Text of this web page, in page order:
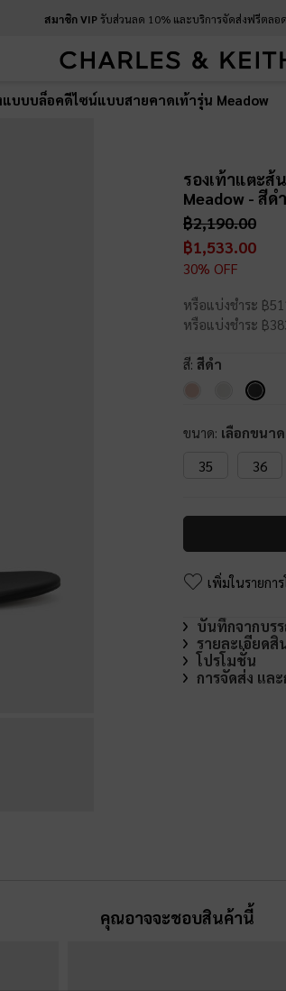
สมาชิก VIPรับส่วนลด 10% และบริการจัดส่งฟรีตลอ
แบบบล็อคดีไซน์แบบสายคาดเท้ารุ่น Meadow
รองเท้าแตะ
Meadow - สีดำ
฿2,190.00
฿1,533.00
30% OFF
หรือแบ่งชำระ ฿
หรือแบ่งชำระ ฿
สี: สีดำ
ขนาด: เลือกขนาด
35
36
เพิ่มในรายกา
บันทึกจากบร
รายละเอียด
โปรโมชั่น
การจัดส่ง แล
คุณอาจจะชอบสินค้านี้